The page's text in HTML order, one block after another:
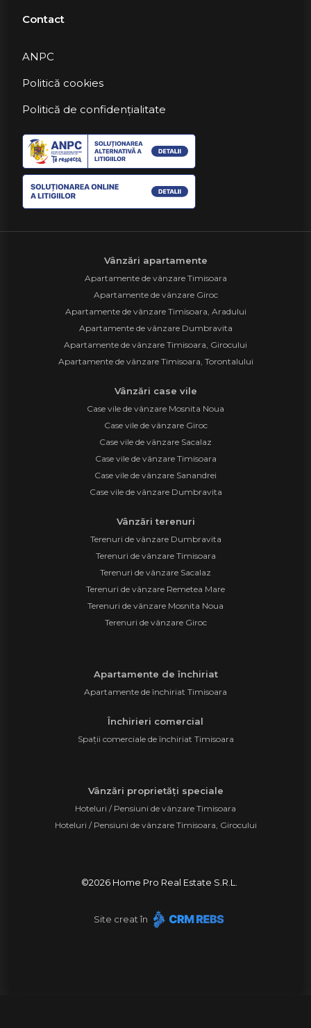
Contact
ANPC
Politică cookies
Politică de confidențialitate
Vânzări apartamente
Apartamente de vânzare Timisoara
Apartamente de vânzare Giroc
Apartamente de vânzare Timisoara, Aradului
Apartamente de vânzare Dumbravita
Apartamente de vânzare Timisoara, Girocului
Apartamente de vânzare Timisoara, Torontalului
Vânzări case vile
Case vile de vânzare Mosnita Noua
Case vile de vânzare Giroc
Case vile de vânzare Sacalaz
Case vile de vânzare Timisoara
Case vile de vânzare Sanandrei
Case vile de vânzare Dumbravita
Vânzări terenuri
Terenuri de vânzare Dumbravita
Terenuri de vânzare Timisoara
Terenuri de vânzare Sacalaz
Terenuri de vânzare Remetea Mare
Terenuri de vânzare Mosnita Noua
Terenuri de vânzare Giroc
Apartamente de închiriat
Apartamente de închiriat Timisoara
Închirieri comercial
Spații comerciale de închiriat Timisoara
Vânzări proprietăți speciale
Hoteluri / Pensiuni de vânzare Timisoara
Hoteluri / Pensiuni de vânzare Timisoara, Girocului
©2026Home Pro Real Estate S.R.L.
Site creat în